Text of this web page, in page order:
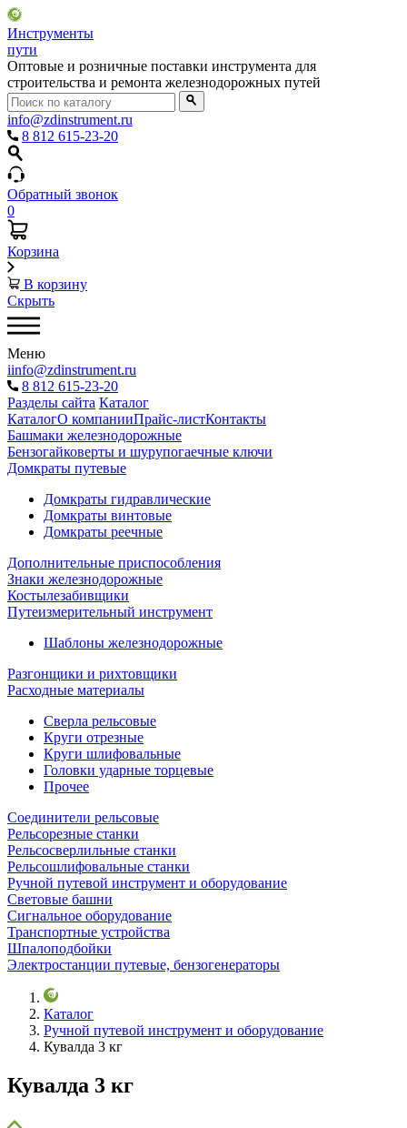
Инструменты
пути
Оптовые и розничные поставки инструмента для
строительства и ремонта железнодорожных путей
info@zdinstrument.ru
8 812 615-23-20
Обратный звонок
0
Корзина
В корзину
Скрыть
Меню
iinfo@zdinstrument.ru
8 812 615-23-20
Разделы сайта Каталог
КаталогО компанииПрайс-листКонтакты
Башмаки железнодорожные
Бензогайковерты и шурупогаечные ключи
Домкраты путевые
Домкраты гидравлические
Домкраты винтовые
Домкраты реечные
Дополнительные приспособления
Знаки железнодорожные
Костылезабивщики
Путеизмерительный инструмент
Шаблоны железнодорожные
Разгонщики и рихтовщики
Расходные материалы
Сверла рельсовые
Круги отрезные
Круги шлифовальные
Головки ударные торцевые
Прочее
Соединители рельсовые
Рельсорезные станки
Рельсосверлильные станки
Рельсошлифовальные станки
Ручной путевой инструмент и оборудование
Световые башни
Сигнальное оборудование
Транспортные устройства
Шпалоподбойки
Электростанции путевые, бензогенераторы
Каталог
Ручной путевой инструмент и оборудование
Кувалда 3 кг
Кувалда 3 кг